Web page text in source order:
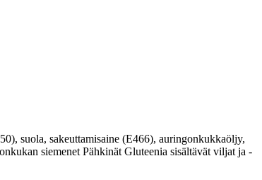
sakeuttamisaine (E466), auringonkukkaöljy,
siemenet Pähkinät Gluteenia sisältävät viljat ja -